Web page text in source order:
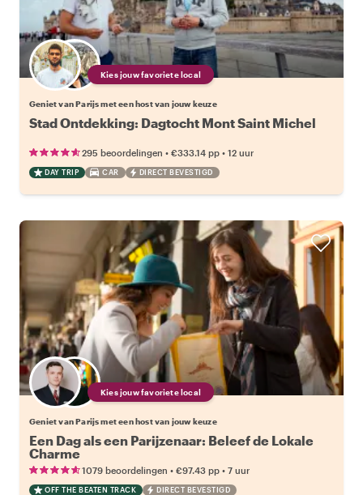
Kies jouw favoriete local
Geniet van Parijs met een host van jouw keuze
Stad Ontdekking: Dagtocht Mont Saint Michel
295 beoordelingen • €333.14 pp • 12 uur
DAY TRIP CAR DIRECT BEVESTIGD
Kies jouw favoriete local
Geniet van Parijs met een host van jouw keuze
Een Dag als een Parijzenaar: Beleef de Lokale
Charme
1079 beoordelingen • €97.43 pp • 7 uur
OFF THE BEATEN TRACK DIRECT BEVESTIGD